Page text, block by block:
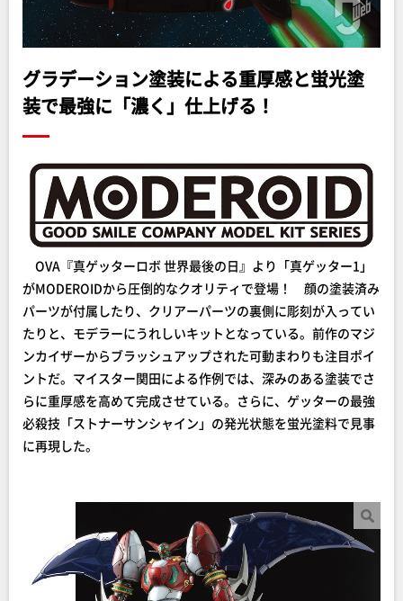
グラデーション塗装による重厚感と蛍光塗
装で最強に「濃く」仕上げる！
OVA『真ゲッターロボ 世界最後の日』より「真ゲッター1」
がMODEROIDから圧倒的なクオリティで登場！ 顔の塗装済み
パーツが付属したり、クリアーパーツの裏側に彫刻が入ってい
たりと、モデラーにうれしいキットとなっている。前作のマジ
ンカイザーからブラッシュアップされた可動まわりも注目ポイ
ントだ。マイスター関田による作例では、深みのある塗装でさ
らに重厚感を高めて完成させている。さらに、ゲッターの最強
必殺技「ストナーサンシャイン」の発光状態を蛍光塗料で見事
に再現した。